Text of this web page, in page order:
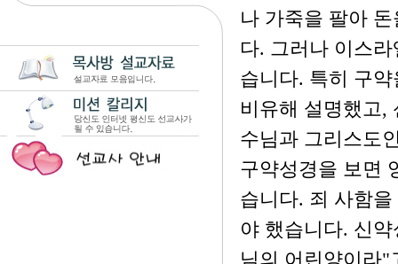
나 가죽을 팔아
다. 그러나 이스
습니다. 특히 구
비유해 설명했고,
수님과 그리스도
구약성경을 보면
습니다. 죄 사함
야 했습니다. 신
님의 어린양이라"